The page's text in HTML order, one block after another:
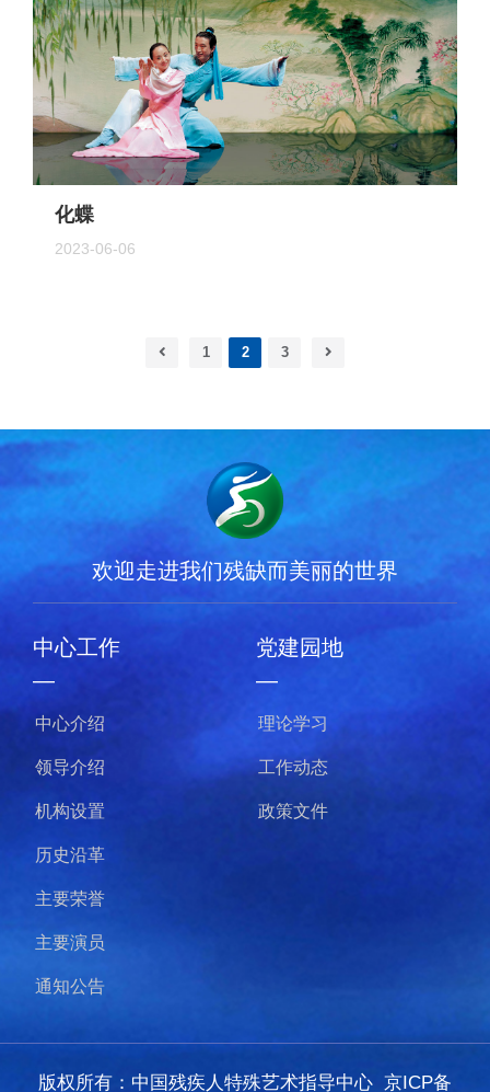
化蝶
2023-06-06
1 2 3
欢迎走进我们残缺而美丽的世界
党建园地
—
理论学习
工作动态
政策文件
节目欣赏
—
我的梦
千手千眼
梦的守望
版权所有：中国残疾人特殊艺术指导中心